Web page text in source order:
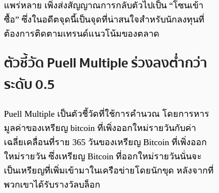
แพร่หลาย เพิ่งส่งสัญญาณการกลับตัวไปเป็น “โซนเข้า
ซื้อ” ซึ่งในอดีตจุดนี้เป็นจุดที่น่าสนใจสำหรับนักลงทุนที่
ต้องการติดตามเทรนด์แนวโน้มของตลาด
ตัวชี้วัด Puell Multipleร่วงลงต่ำกว่า
ระดับ 0.5
Puell Multiple เป็นตัวชี้วัดที่ใช้การคำนวณ โดยการหาร
มูลค่าของเหรียญ bitcoin ที่เพิ่งออกใหม่รายวันกับค่า
เฉลี่ยเคลื่อนที่ราย 365 วันของเหรียญ Bitcoin ที่เพิ่งออก
ใหม่รายวัน ซึ่งเหรียญ Bitcoin ที่ออกใหม่รายวันนั่นจะ
เป็นเหรียญที่เพิ่มเข้ามาในเครือข่ายโดยนักขุด หลังจากที่
พวกเขาได้รับรางวัลบล็อก